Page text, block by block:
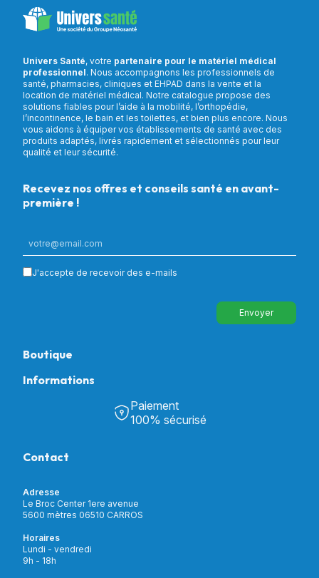
Univers Santé, votre partenaire pour le matériel médical
professionnel. Nous accompagnons les professionnels de
santé, pharmacies, cliniques et EHPAD dans la vente et la
location de matériel médical. Notre catalogue propose des
solutions fiables pour l’aide à la mobilité, l’orthopédie,
l’incontinence, le bain et les toilettes, et bien plus encore. Nous
vous aidons à équiper vos établissements de santé avec des
produits adaptés, livrés rapidement et sélectionnés pour leur
qualité et leur sécurité.
Recevez nos offres et conseils santé en avant-
première !
J'accepte de recevoir des e-mails
Envoyer
Boutique
Puériculture
Incontinence
Soins & Diagnostic
Aide à la mobilité
Matériel de location
Nouveautés
Informations
Découvrir Univers Santé
Notre catalogue
Mon compte
Livraison et paiement
Paiement
100% sécurisé
Contact
Adresse
Le Broc Center 1ere avenue
5600 mètres 06510 CARROS
Horaires
Lundi - vendredi
9h - 18h